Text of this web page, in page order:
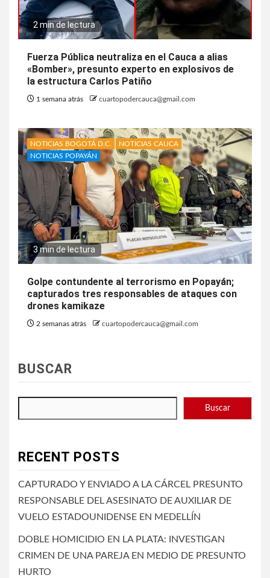
2 min de lectura
Fuerza Pública neutraliza en el Cauca a alias
«Bomber», presunto experto en explosivos de
la estructura Carlos Patiño
1 semana atrás cuartopodercauca@gmail.com
NOTICIAS BOGOTÁ D.C.
NOTICIAS CAUCA
NOTICIAS POPAYÁN
3 min de lectura
Golpe contundente al terrorismo en Popayán;
capturados tres responsables de ataques con
drones kamikaze
2 semanas atrás cuartopodercauca@gmail.com
BUSCAR
Buscar
RECENT POSTS
CAPTURADO Y ENVIADO A LA CÁRCEL PRESUNTO
RESPONSABLE DEL ASESINATO DE AUXILIAR DE
VUELO ESTADOUNIDENSE EN MEDELLÍN
DOBLE HOMICIDIO EN LA PLATA: INVESTIGAN
CRIMEN DE UNA PAREJA EN MEDIO DE PRESUNTO
HURTO